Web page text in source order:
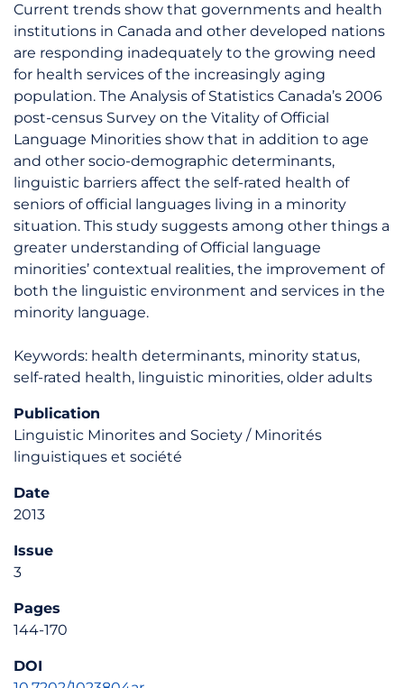
Current trends show that governments and health
institutions in Canada and other developed nations
are responding inadequately to the growing need
for health services of the increasingly aging
population. The Analysis of Statistics Canada’s 2006
post-census Survey on the Vitality of Official
Language Minorities show that in addition to age
and other socio-demographic determinants,
linguistic barriers affect the self-rated health of
seniors of official languages living in a minority
situation. This study suggests among other things a
greater understanding of Official language
minorities’ contextual realities, the improvement of
both the linguistic environment and services in the
minority language.
Keywords: health determinants, minority status,
self-rated health, linguistic minorities, older adults
Publication
Linguistic Minorites and Society / Minorités
linguistiques et société
Date
2013
Issue
3
Pages
144-170
DOI